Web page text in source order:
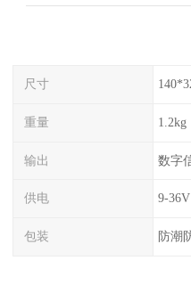
尺寸
重量 1.2kg
输出 数字
供电 9-36V
包装 防潮